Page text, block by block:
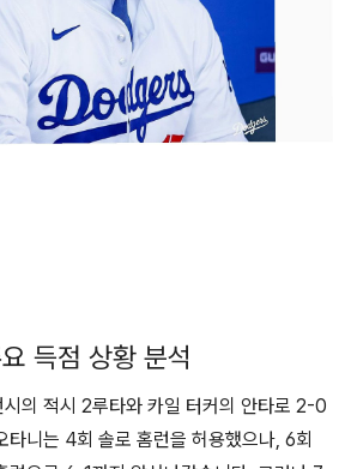
득점 상황 분석
의 적시 2루타와 카일 터커의 안타로 2-0
타니는 4회 솔로 홈런을 허용했으나, 6회